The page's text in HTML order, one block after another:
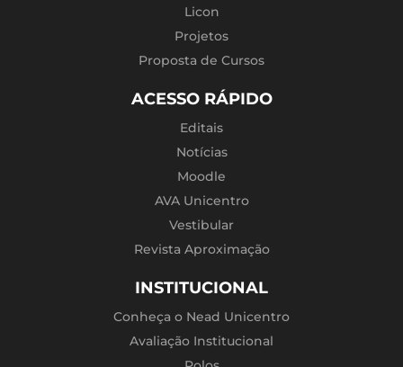
Licon
Projetos
Proposta de Cursos
ACESSO RÁPIDO
Editais
Notícias
Moodle
AVA Unicentro
Vestibular
Revista Aproximação
INSTITUCIONAL
Conheça o Nead Unicentro
Avaliação Institucional